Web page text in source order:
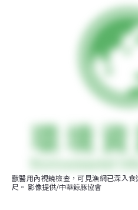
獸醫用內視鏡檢查，可見漁網已深入
尺。 影像提供/中華鯨豚協會